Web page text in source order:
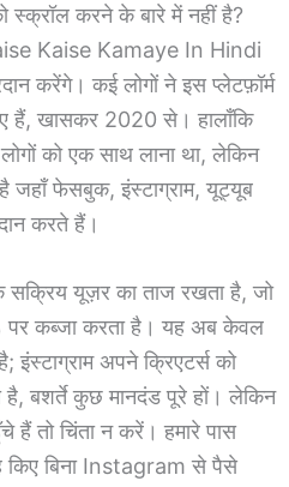
स्क्रॉल करने के बारे में नहीं है?
Kaise Kamaye In Hindi
करेंगे। कई लोगों ने इस प्लेटफ़ॉर्म
हैं, खासकर 2020 से। हालाँकि
को एक साथ लाना था, लेकिन
जहाँ फेसबुक, इंस्टाग्राम, यूट्यूब
करते हैं।
सक्रिय यूज़र का ताज रखता है, जो
पर कब्जा करता है। यह अब केवल
इंस्टाग्राम अपने क्रिएटर्स को
है, बशर्ते कुछ मानदंड पूरे हों। लेकिन
तो चिंता न करें। हमारे पास
किए बिना Instagram से पैसे